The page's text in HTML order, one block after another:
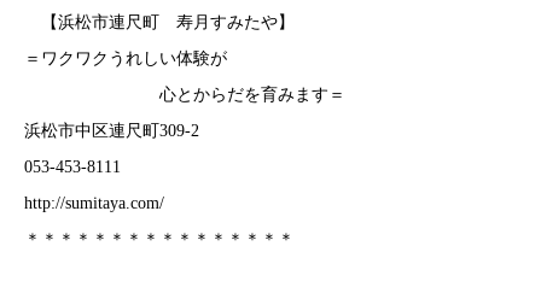
【浜松市連尺町 寿月すみたや】
＝ワクワクうれしい体験が
心とからだを育みます＝
浜松市中区連尺町309-2
053-453-8111
http://sumitaya.com/
＊＊＊＊＊＊＊＊＊＊＊＊＊＊＊＊